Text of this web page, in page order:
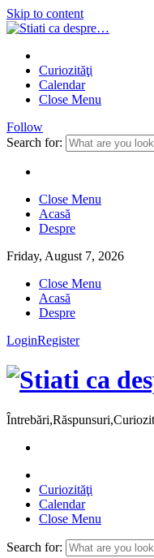
Skip to content
Curiozităţi
Calendar
Close Menu
Follow
Search for:
Close Menu
Acasă
Despre
Friday, August 7, 2026
Close Menu
Acasă
Despre
LoginRegister
Curiozităţi
Calendar
Close Menu
Search for: